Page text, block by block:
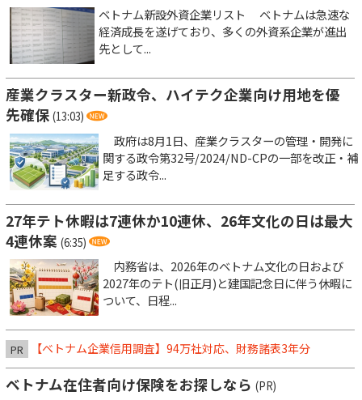
ベトナム新設外資企業リスト ベトナムは急速な
経済成長を遂げており、多くの外資系企業が進出
先として...
産業クラスター新政令、ハイテク企業向け用地を優
先確保 (13:03)
政府は8月1日、産業クラスターの管理・開発に
関する政令第32号/2024/ND-CPの一部を改正・補
足する政令...
27年テト休暇は7連休か10連休、26年文化の日は最大
4連休案 (6:35)
内務省は、2026年のベトナム文化の日および
2027年のテト(旧正月)と建国記念日に伴う休暇に
ついて、日程...
PR 【ベトナム企業信用調査】94万社対応、財務諸表3年分
ベトナム在住者向け保険をお探しなら (PR)